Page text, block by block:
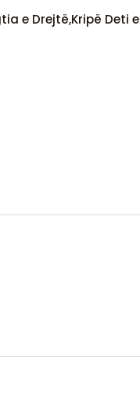
e Drejtë,Kripë Deti